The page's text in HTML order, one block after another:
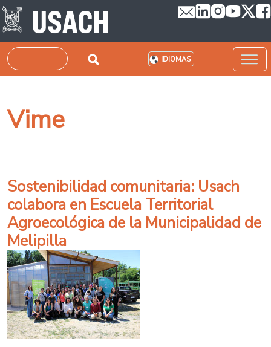
Pasar al contenido principal
Buscar IDIOMAS
Vime
Sostenibilidad comunitaria: Usach
colabora en Escuela Territorial
Agroecológica de la Municipalidad de
Melipilla